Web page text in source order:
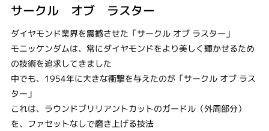
サークル オブ ラスター
ダイヤモンド業界を震撼させた「サークル オブ ラスター」
モニッケンダムは、常にダイヤモンドをより美しく輝かせるため
の技術を追求してきました
中でも、1954年に大きな衝撃を与えたのが「サークル オブ ラス
ター」
これは、ラウンドブリリアントカットのガードル（外周部分）
を、ファセットなしで磨き上げる技法